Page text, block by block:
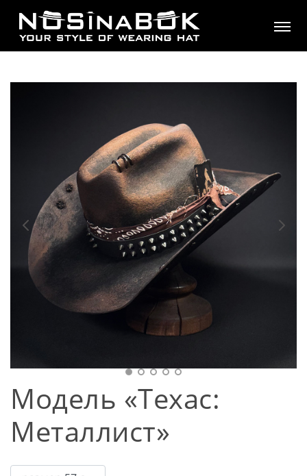
Модель «Техас:
Металлист»